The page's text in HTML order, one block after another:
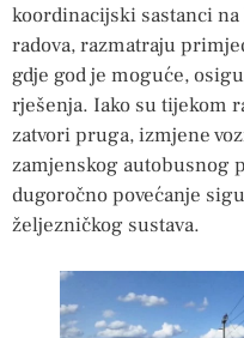
koordinacijski sastanci
radova, razmatraju
gdje god je moguće,
rješenja. Iako su tijekom
zatvori pruga, izmjene
zamjenskog autobusnog
dugoročno povećanje
željezničkog sustava.